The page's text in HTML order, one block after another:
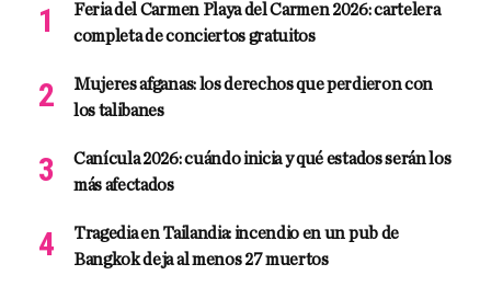
Feria del Carmen Playa del Carmen 2026: cartelera
completa de conciertos gratuitos
Mujeres afganas: los derechos que perdieron con
los talibanes
Canícula 2026: cuándo inicia y qué estados serán los
más afectados
Tragedia en Tailandia: incendio en un pub de
Bangkok deja al menos 27 muertos